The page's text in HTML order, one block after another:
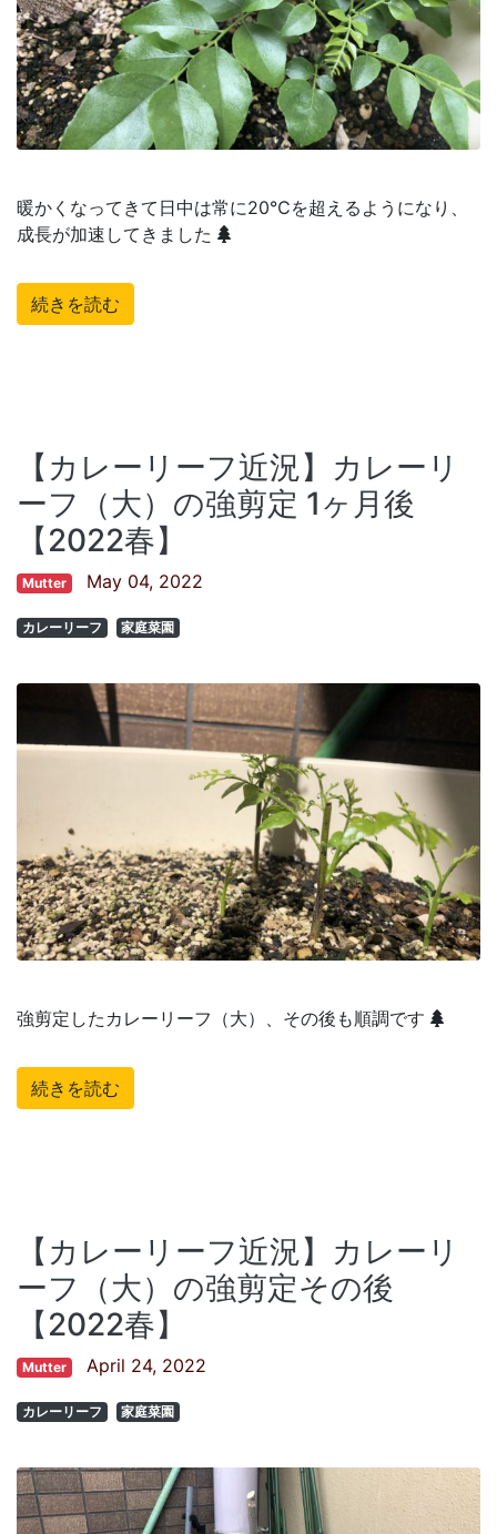
暖かくなってきて日中は常に20℃を超えるようになり、
成長が加速してきました
続きを読む
【カレーリーフ近況】カレーリ
ーフ（大）の強剪定 1ヶ月後
【2022春】
Mutter May 04, 2022
カレーリーフ 家庭菜園
強剪定したカレーリーフ（大）、その後も順調です
続きを読む
【カレーリーフ近況】カレーリ
ーフ（大）の強剪定その後
【2022春】
Mutter April 24, 2022
カレーリーフ 家庭菜園